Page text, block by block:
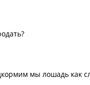
мы лошадь как